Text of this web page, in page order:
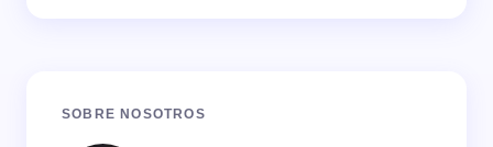
SOBRE NOSOTROS